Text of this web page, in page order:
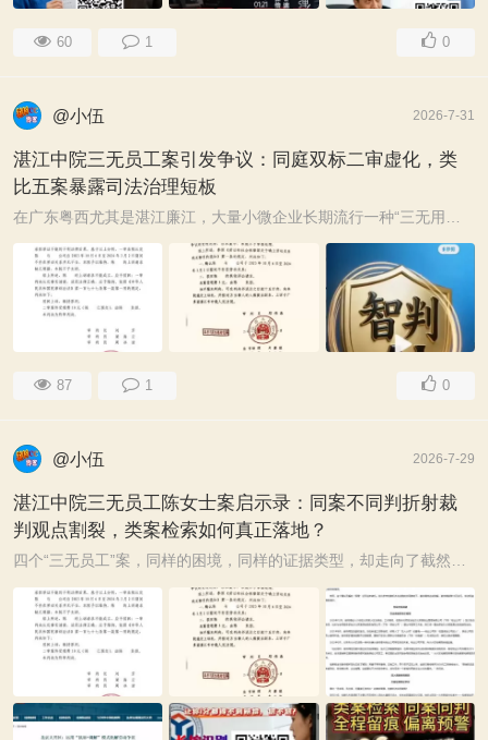
60 1 0
@小伍 2026-7-31
湛江中院三无员工案引发争议：同庭双标二审虚化，类
比五案暴露司法治理短板
87 1 0
@小伍 2026-7-29
湛江中院三无员工陈女士案启示录：同案不同判折射裁
判观点割裂，类案检索如何真正落地？
四个“三无员工”案，同样的困境，同样的证据类型，却走向了截然不同的命运。劳动关系确认是与否：三份判决与一份判决裁判观点截然相反，更令人费解的是——其 ...